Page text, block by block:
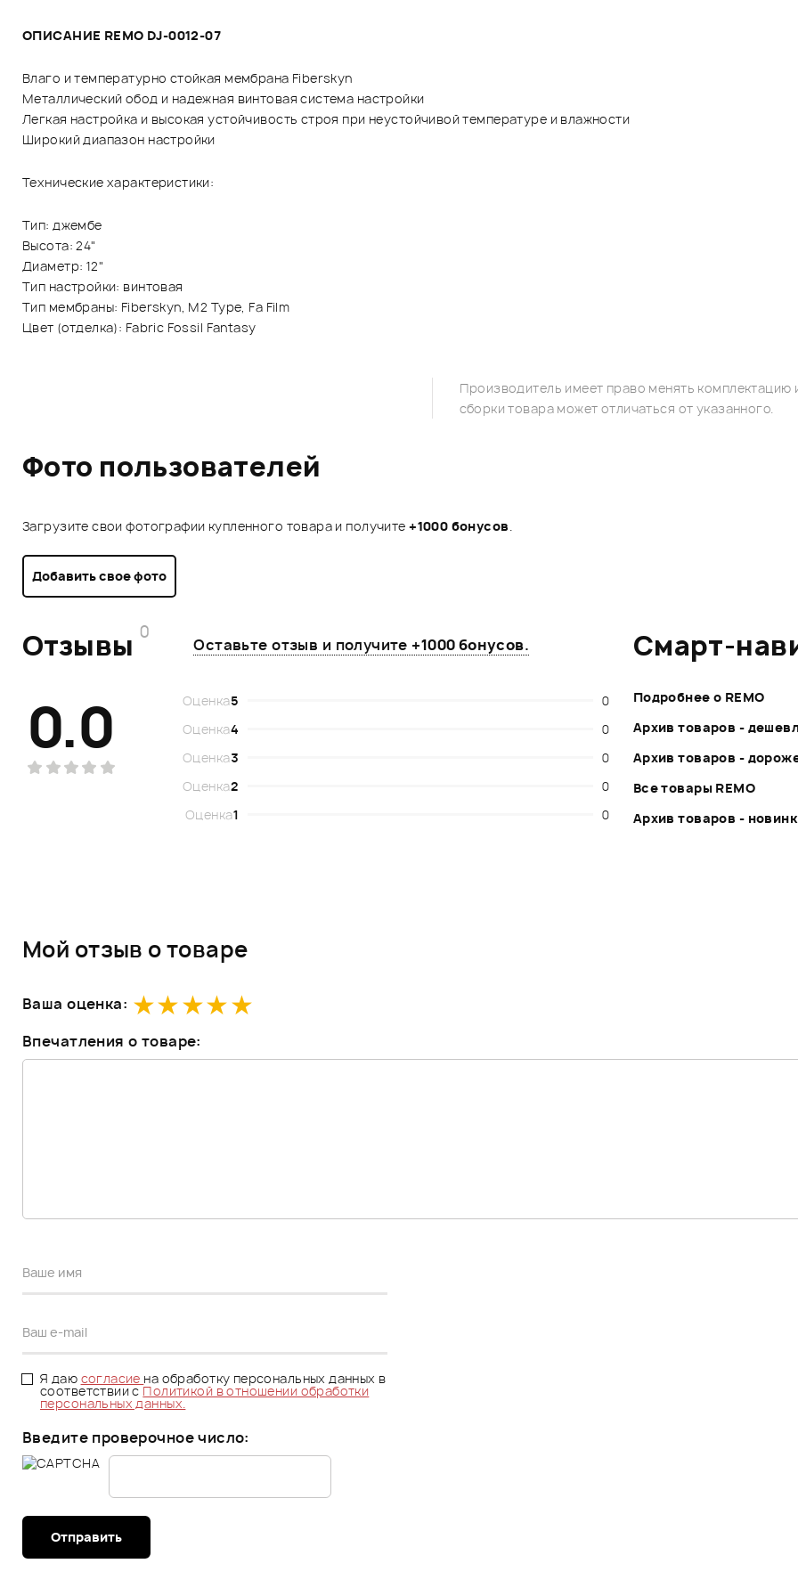
ОПИСАНИЕ REMO DJ-0012-07
Влаго и температурно стойкая мембрана Fiberskyn
Металлический обод и надежная винтовая система настройки
Легкая настройка и высокая устойчивость строя при неустойчивой температуре и влажности
Широкий диапазон настройки
Технические характеристики:
Тип: джембе
Высота: 24"
Диаметр: 12"
Тип настройки: винтовая
Тип мембраны: Fiberskyn, M2 Type, Fa Film
Цвет (отделка): Fabric Fossil Fantasy
Производитель имеет право менять
сборки товара может отличаться от указанного.
Фото пользователей
Загрузите свои фотографии купленного товара и получите+1000 бонусов.
Добавить свое фото
Отзывы 0
Оставьте отзыв и получите +1000 бонусов.
0.0 Оценка5
0
Оценка4
0
Оценка3
0
Оценка2
0
Оценка1 0
Смарт-
Подробнее о REMO
Архив товаров -
Архив товаров -
Все товары REMO
Архив товаров -
Мой отзыв о товаре
Ваша оценка:
Впечатления о товаре:
Я даю согласие на обработку персональных данных в
соответствии сПолитикой в отношении обработки
персональных данных.
Введите проверочное число:
Отправить